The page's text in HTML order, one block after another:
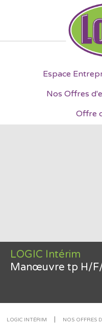
Espace
Nos Offres
Offre
LOGIC Intérim
Manœuvre tp H/
LOGIC INTÉRIM | NOS OFFRES